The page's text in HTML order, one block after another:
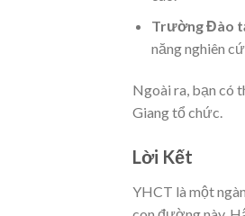
Trường Đào
năng nghiên
Ngoài ra, bạn có
Giang tổ chức.
Lời Kết
YHCT là một